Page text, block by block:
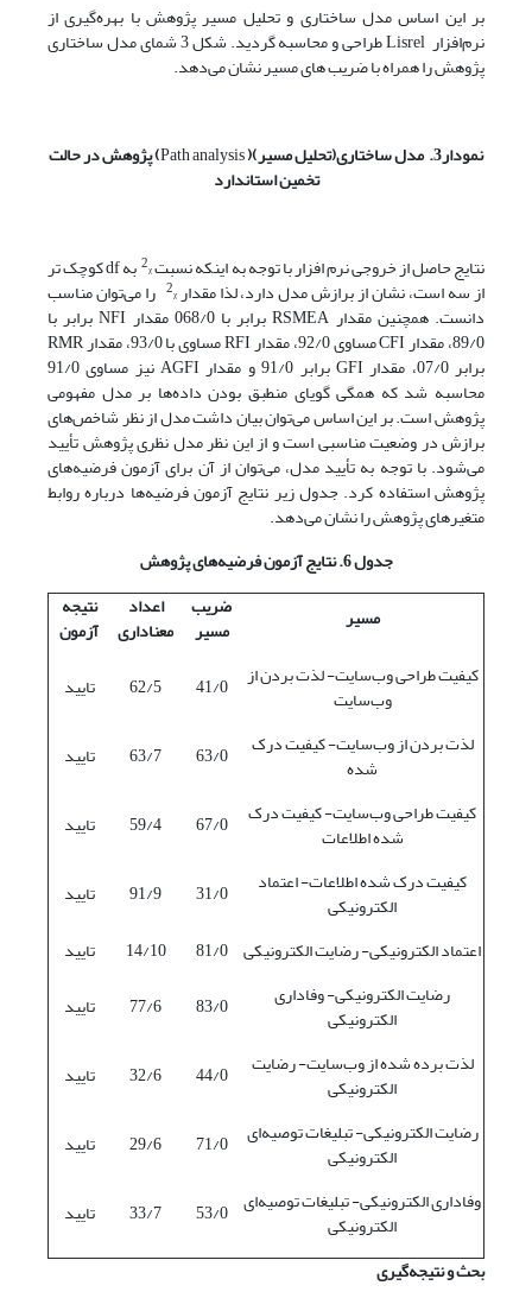
بر این اساس مدل ساختاری و تحلیل مسیر پژوهش با بهره‌گیری از
نرم‌افزار Lisrel طراحی و محاسبه گردید. شکل 3 شمای مدل ساختاری
پژوهش را همراه با ضریب های مسیر نشان می‌دهد.
نمودار3. مدل ساختاری(تحلیل مسیر)( Path analysis) پژوهش در حالت
تخمین استاندارد
نتایج حاصل از خروجی نرم افزار با توجه به اینکه نسبت 2ᵡ به df کوچک تر
از سه است، نشان از برازش مدل دارد، لذا مقدار2ᵡ را می‌توان مناسب
دانست. همچنین مقدار RSMEA برابر با 068/0 مقدار NFI برابر با
89/0، مقدار CFI مساوی 92/0، مقدار RFI مساوی با 93/0، مقدار RMR
برابر 07/0، مقدار GFI برابر 91/0 و مقدار AGFI نیز مساوی 91/0
محاسبه شد که همگی گویای منطبق بودن داده‌ها بر مدل مفهومی
پژوهش است. بر این اساس می‌توان بیان داشت مدل از نظر شاخص‌های
برازش در وضعیت مناسبی است و از این نظر مدل نظری پژوهش تأیید
می‌شود. با توجه به تأیید مدل، می‌توان از آن برای آزمون فرضیه‌های
پژوهش استفاده کرد. جدول زیر نتایج آزمون فرضیه‌ها درباره روابط
متغیرهای پژوهش را نشان می‌دهد.
جدول 6. نتایج آزمون فرضیه‌های پژوهش
مسیر
ضریب
مسیر
اعداد
معناداری
نتیجه
آزمون
کیفیت طراحی وب‌سایت- لذت بردن از
وب‌سایت 41/0
62/5
تایید
لذت بردن از وب‌سایت- کیفیت درک
شده 63/0
63/7
تایید
کیفیت طراحی وب‌سایت- کیفیت درک
شده اطلاعات 67/0
59/4
تایید
کیفیت درک شده اطلاعات- اعتماد
الکترونیکی 31/0
91/9
تایید
اعتماد الکترونیکی- رضایت الکترونیکی 81/0
14/10
تایید
رضایت الکترونیکی- وفاداری
الکترونیکی 83/0
77/6
تایید
لذت برده شده از وب‌سایت- رضایت
الکترونیکی 44/0
32/6
تایید
رضایت الکترونیکی- تبلیغات توصیه‌ای
الکترونیکی 71/0
29/6
تایید
وفاداری الکترونیکی- تبلیغات توصیه‌ای
الکترونیکی 53/0
33/7
تایید
بحث و نتیجهگیری